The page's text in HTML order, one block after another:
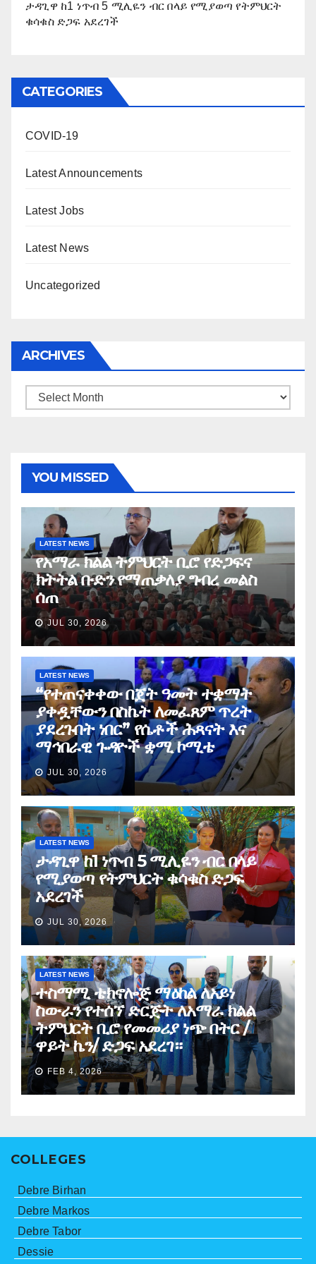
ታዳጊዋ ከ1 ነጥብ 5 ሚሊዬን ብር በላይ የሚያወጣ የትምህርት
ቁሳቁስ ድጋፍ አደረገች
CATEGORIES
COVID-19
Latest Announcements
Latest Jobs
Latest News
Uncategorized
ARCHIVES
Archives
YOU MISSED
LATEST NEWS
የአማራ ክልል ትምህርት ቢሮ የድጋፍና
ክትትል ቡድን የማጠቃለያ ግብረ መልስ
ሰጠ
JUL 30, 2026
LATEST NEWS
“የተጠናቀቀው በጀት ዓመት ተቋማት
ያቀዷቸውን በስኬት ለመፈጸም ጥረት
ያደረጉበት ነበር” የሴቶች ሕጻናት እና
ማኅበራዊ ጉዳዮች ቋሚ ኮሚቴ
JUL 30, 2026
LATEST NEWS
ታዳጊዋ ከ1 ነጥብ 5 ሚሊዬን ብር በላይ
የሚያወጣ የትምህርት ቁሳቁስ ድጋፍ
አደረገች
JUL 30, 2026
LATEST NEWS
ተስማሚ ቴክኖሎጅ ማዕከል ለአይነ
ስውራን የተሰኘ ድርጅት ለአማራ ክልል
ትምህርት ቢሮ የመመሪያ ነጭ በትር /
ዋይት ኬን/ ድጋፍ አደረገ።
FEB 4, 2026
COLLEGES
Debre Birhan
Debre Markos
Debre Tabor
Dessie